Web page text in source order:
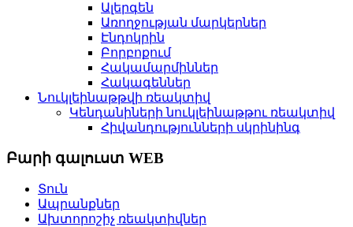
Ալերգեն
Առողջության մարկերներ
Էնդոկրին
Բորբոքում
Հակամարմիններ
Հակագեններ
Նուկլեինաթթվի ռեակտիվ
Կենդանիների նուկլեինաթթու ռեակտիվ
Հիվանդությունների սկրինինգ
Բարի գալուստ WEB
Տուն
Ապրանքներ
Ախտորոշիչ ռեակտիվներ